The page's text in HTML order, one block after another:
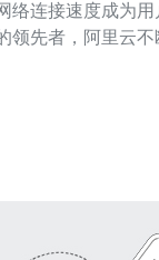
络连接速度成为用
领先者，阿里云